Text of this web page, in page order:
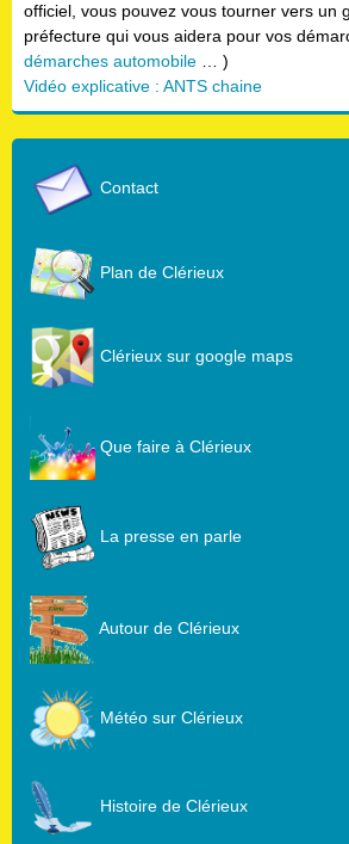
officiel, vous pouvez vous tourner vers un
préfecture qui vous aidera pour vos
démarches automobile … )
Vidéo explicative : ANTS chaine
Contact
Plan de Clérieux
Clérieux sur google maps
Que faire à Clérieux
La presse en parle
Autour de Clérieux
Météo sur Clérieux
Histoire de Clérieux